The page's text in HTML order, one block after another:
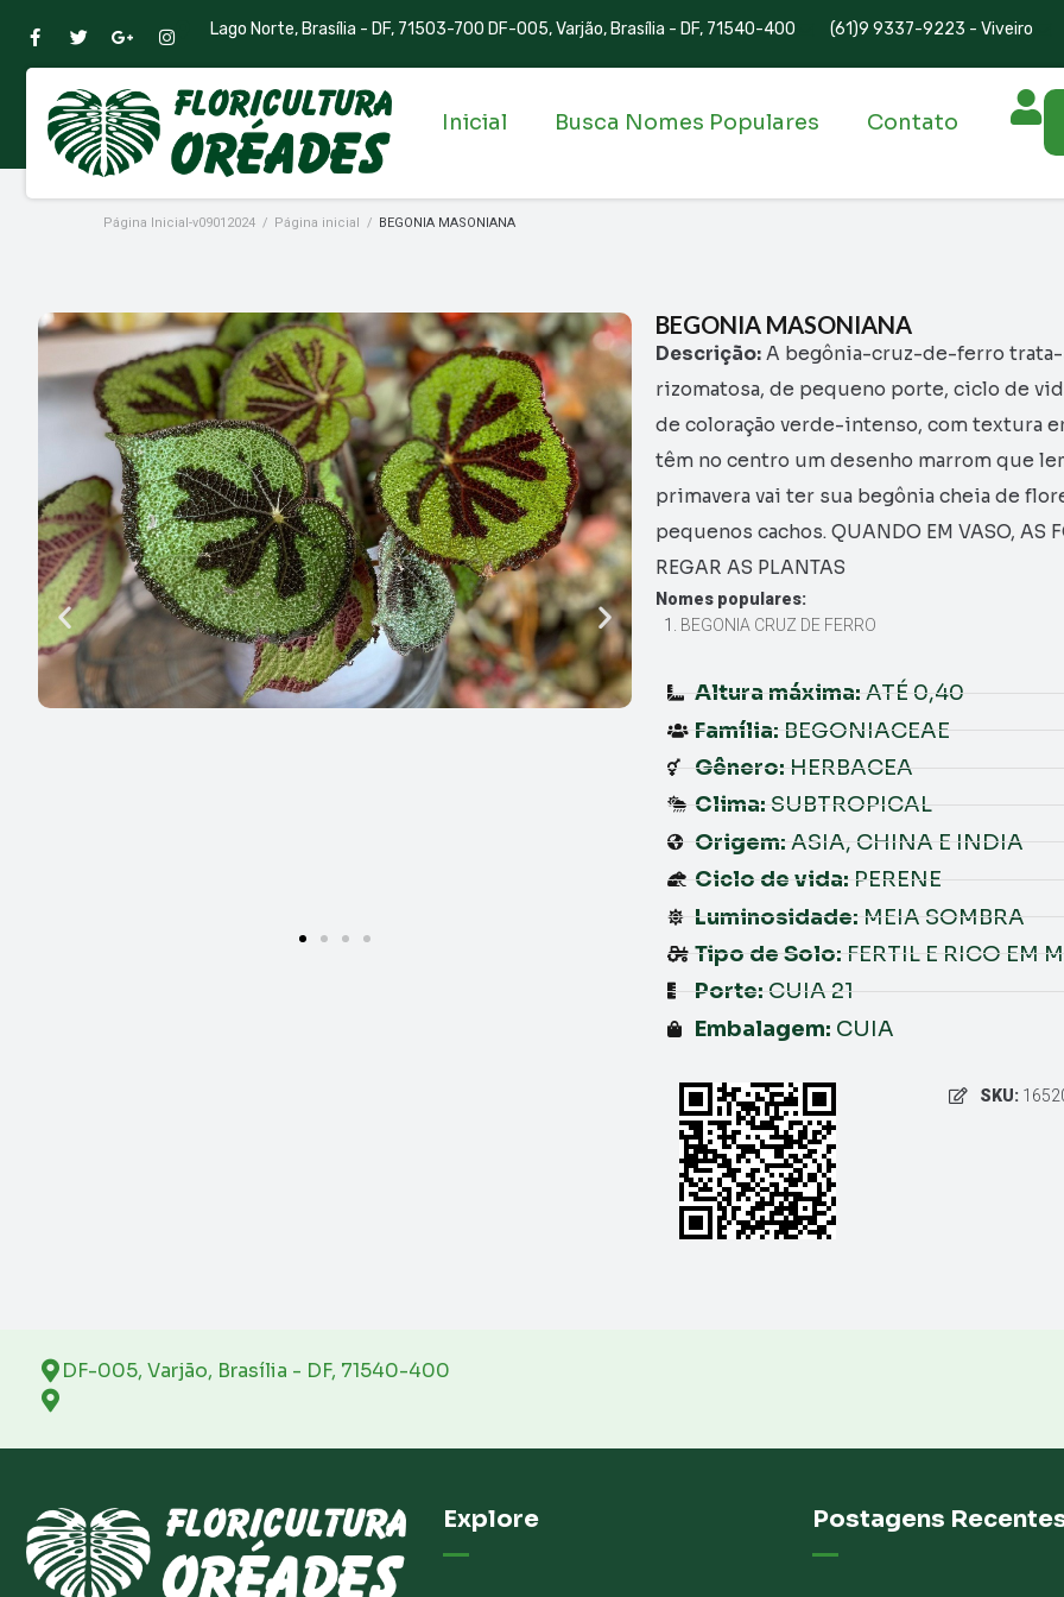
Lago Norte, Brasília - DF, 71503-700 DF-005, Varjão, Brasília - DF, 71540-400 (61)9 9337-9223 - Viveiro
Inicial Busca Nomes Populares Contato
Página Inicial-v09012024 / Página inicial / BEGONIA MASONIANA
BEGONIA MASONIANA
Descrição: A begônia-cruz-de-ferro trata-
rizomatosa, de pequeno porte, ciclo de
de coloração verde-intenso, com textura
têm no centro um desenho marrom que
primavera vai ter sua begônia cheia de
pequenos cachos. QUANDO EM VASO, AS
REGAR AS PLANTAS
Nomes populares:
BEGONIA CRUZ DE FERRO
Altura máxima: ATÉ 0,40
Família: BEGONIACEAE
Gênero: HERBACEA
Clima: SUBTROPICAL
Origem: ASIA, CHINA E INDIA
Ciclo de vida: PERENE
Luminosidade: MEIA SOMBRA
Tipo de Solo: FERTIL E RICO EM
Porte: CUIA 21
Embalagem: CUIA
SKU:
DF-005, Varjão, Brasília - DF, 71540-400
Explore Postagens